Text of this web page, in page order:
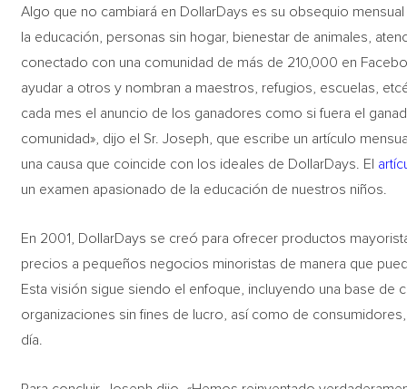
Algo que no cambiará en DollarDays es su obsequio
la educación, personas sin hogar, bienestar de animales,
conectado con una comunidad de más de 210,000 en
ayudar a otros y nombran a maestros, refugios, escuelas,
cada mes el anuncio de los ganadores como si fuera el
comunidad», dijo el Sr. Joseph, que escribe un artículo
una causa que coincide con los ideales de DollarDays. El
un examen apasionado de la educación de nuestros niños.
En 2001, DollarDays se creó para ofrecer productos
precios a pequeños negocios minoristas de manera que
Esta visión sigue siendo el enfoque, incluyendo una base de
organizaciones sin fines de lucro, así como de
día.